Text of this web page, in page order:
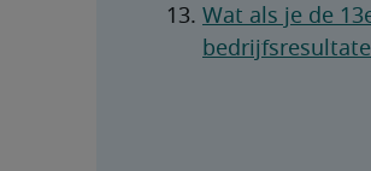
Wat als je de